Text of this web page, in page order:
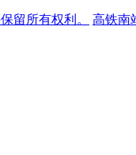
留所有权利。 高铁南